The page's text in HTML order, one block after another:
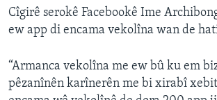
Cîgirê serokê Facebookê Ime
ew app di encama vekolîna wan de
“Armanca vekolîna me ew bû ku em
pêzanînên karînerên me bi xirabî